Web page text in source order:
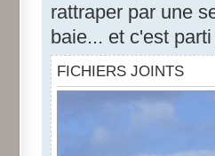
rattraper par une
baie... et c'est
FICHIERS JOINTS